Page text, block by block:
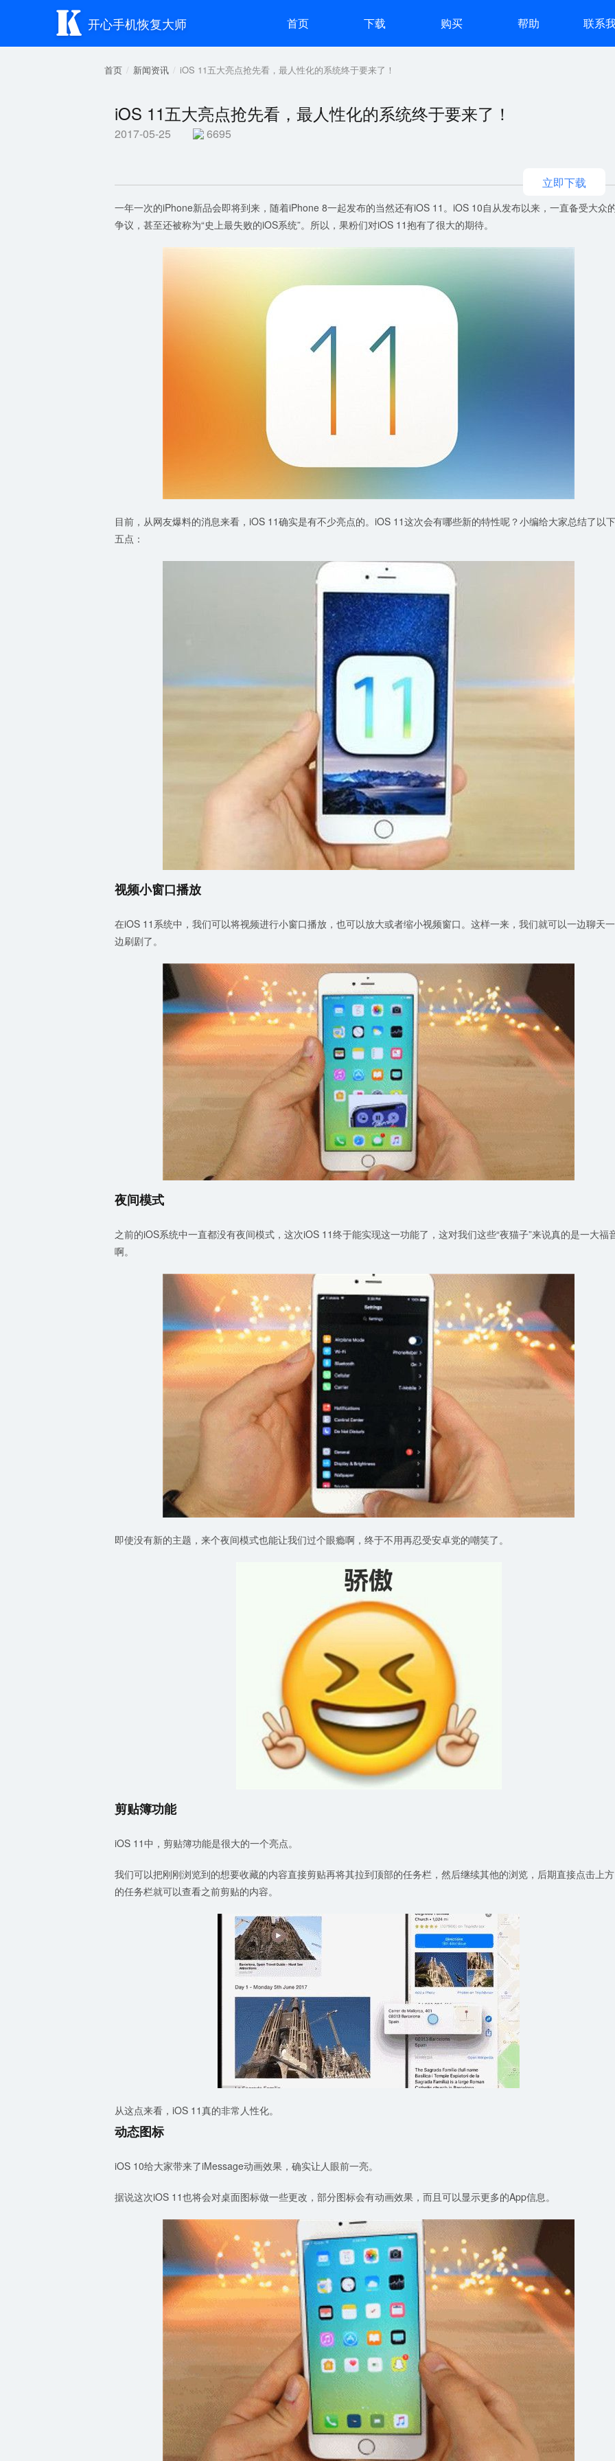
 开心手机恢复大师 首页 下载 购买 帮助 联系
首页 新闻资讯 iOS 11五大亮点抢先看，最人性化的系统终于要来了！
iOS 11五大亮点抢先看，最人性化的系统终于要来了！
2017-05-25 6695
立即下载
一年一次的iPhone新品会即将到来，随着iPhone 8一起发布的当然还有iOS 11。iOS 10自从发布以来，一直备受大众
争议，甚至还被称为“史上最失败的iOS系统”。所以，果粉们对iOS 11抱有了很大的期待。
目前，从网友爆料的消息来看，iOS 11确实是有不少亮点的。iOS 11这次会有哪些新的特性呢？小编给大家总结了以下
五点：
视频小窗口播放
在iOS 11系统中，我们可以将视频进行小窗口播放，也可以放大或者缩小视频窗口。这样一来，我们就可以一边聊天一
边刷剧了。
夜间模式
之前的iOS系统中一直都没有夜间模式，这次iOS 11终于能实现这一功能了，这对我们这些“夜猫子”来说真的是一大福
啊。
即使没有新的主题，来个夜间模式也能让我们过个眼瘾啊，终于不用再忍受安卓党的嘲笑了。
剪贴簿功能
iOS 11中，剪贴簿功能是很大的一个亮点。
我们可以把刚刚浏览到的想要收藏的内容直接剪贴再将其拉到顶部的任务栏，然后继续其他的浏览，后期直接点击上方
的任务栏就可以查看之前剪贴的内容。
从这点来看，iOS 11真的非常人性化。
动态图标
iOS 10给大家带来了iMessage动画效果，确实让人眼前一亮。
据说这次iOS 11也将会对桌面图标做一些更改，部分图标会有动画效果，而且可以显示更多的App信息。